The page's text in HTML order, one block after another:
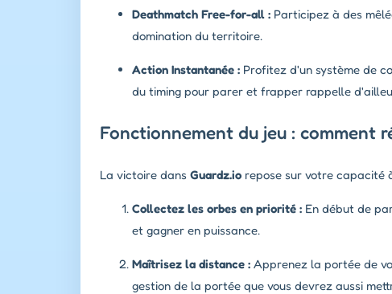
Deathmatch Free-for-all : Participez à des
domination du territoire.
Action Instantanée : Profitez d'un système de
du timing pour parer et frapper rappelle
Fonctionnement du jeu : comment
La victoire dans Guardz.io repose sur votre capacité
Collectez les orbes en priorité : En début de
et gagner en puissance.
Maîtrisez la distance : Apprenez la portée de
gestion de la portée que vous devrez aussi